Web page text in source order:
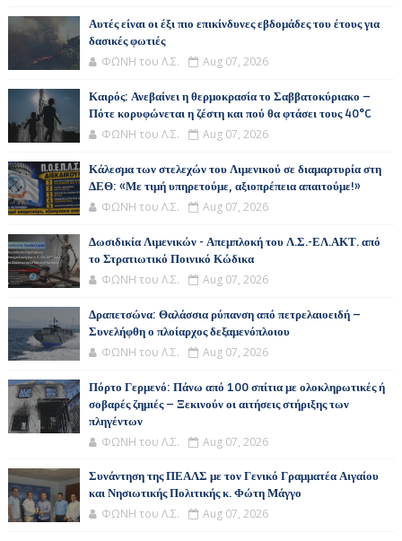
Αυτές είναι οι έξι πιο επικίνδυνες εβδομάδες του έτους για
δασικές φωτιές
ΦΩΝΗ του Λ.Σ. Aug 07, 2026
Καιρός: Ανεβαίνει η θερμοκρασία το Σαββατοκύριακο –
Πότε κορυφώνεται η ζέστη και πού θα φτάσει τους 40°C
ΦΩΝΗ του Λ.Σ. Aug 07, 2026
Κάλεσμα των στελεχών του Λιμενικού σε διαμαρτυρία στη
ΔΕΘ: «Με τιμή υπηρετούμε, αξιοπρέπεια απαιτούμε!»
ΦΩΝΗ του Λ.Σ. Aug 07, 2026
Δωσιδικία Λιμενικών - Απεμπλοκή του Λ.Σ.-ΕΛ.ΑΚΤ. από
το Στρατιωτικό Ποινικό Κώδικα
ΦΩΝΗ του Λ.Σ. Aug 07, 2026
Δραπετσώνα: Θαλάσσια ρύπανση από πετρελαιοειδή –
Συνελήφθη ο πλοίαρχος δεξαμενόπλοιου
ΦΩΝΗ του Λ.Σ. Aug 07, 2026
Πόρτο Γερμενό: Πάνω από 100 σπίτια με ολοκληρωτικές ή
σοβαρές ζημιές – Ξεκινούν οι αιτήσεις στήριξης των
πληγέντων
ΦΩΝΗ του Λ.Σ. Aug 07, 2026
Συνάντηση της ΠΕΑΛΣ με τον Γενικό Γραμματέα Αιγαίου
και Νησιωτικής Πολιτικής κ. Φώτη Μάγγο
ΦΩΝΗ του Λ.Σ. Aug 07, 2026